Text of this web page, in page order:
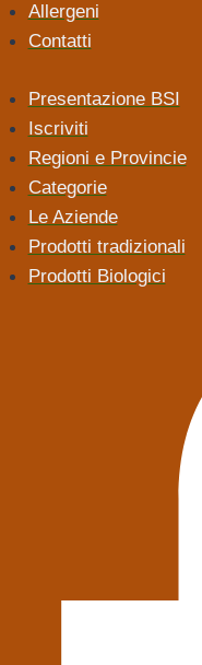
Allergeni
Contatti
Presentazione BSI
Iscriviti
Regioni e Provincie
Categorie
Le Aziende
Prodotti tradizionali
Prodotti Biologici